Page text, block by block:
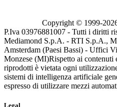
Copyright © 1999-
P.Iva 03976881007 - Tutti i diritti
Mediamond S.p.A. - RTI S.p.A.,
Amsterdam (Paesi Bassi) - Uffici
Monzese (MI)Rispetto ai contenuti
riprodotti è vietata ogni
sistemi di intelligenza artificiale
espresso di utilizzare mezzi
Legal